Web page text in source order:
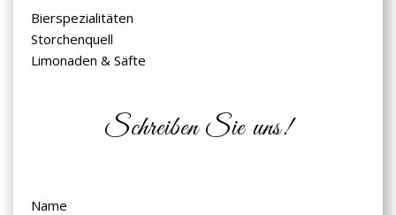
Bierspezialitäten
Storchenquell
Limonaden & Säfte
Schreiben Sie uns!
Name